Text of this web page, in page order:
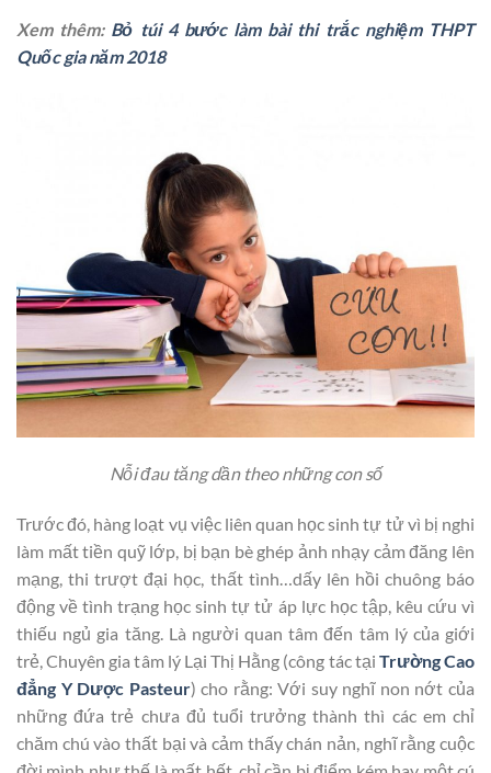
Xem thêm: Bỏ túi 4 bước làm bài thi trắc nghiệm THPT
Quốc gia năm 2018
Nỗi đau tăng dần theo những con số
Trước đó, hàng loạt vụ việc liên quan học sinh tự tử vì bị nghi
làm mất tiền quỹ lớp, bị bạn bè ghép ảnh nhạy cảm đăng lên
mạng, thi trượt đại học, thất tình…dấy lên hồi chuông báo
động về tình trạng học sinh tự tử áp lực học tập, kêu cứu vì
thiếu ngủ gia tăng. Là người quan tâm đến tâm lý của giới
trẻ, Chuyên gia tâm lý Lại Thị Hằng (công tác tại Trường Cao
đẳng Y Dược Pasteur) cho rằng: Với suy nghĩ non nớt của
những đứa trẻ chưa đủ tuổi trưởng thành thì các em chỉ
chăm chú vào thất bại và cảm thấy chán nản, nghĩ rằng cuộc